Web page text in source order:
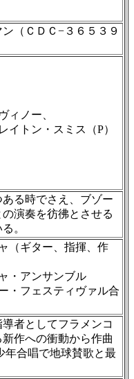
（ＣＤＣ−３６５３９
ィノー、
イトン・スミス（P）
る時でさえ、ブゾー
演奏を彷彿とさせる
。
（ギター、指揮、作
・アンサンブル
・フェスティヴァル合
者としてフラメンコ
作への衝動から作曲
年合唱で地球賛歌と最